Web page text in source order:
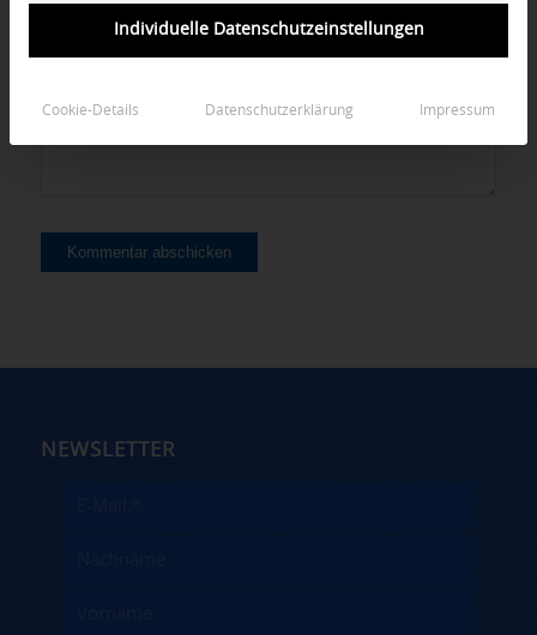
NEWSLETTER
Individuelle Datenschutzeinstellungen
Cookie-Details Datenschutzerklärung Impressum